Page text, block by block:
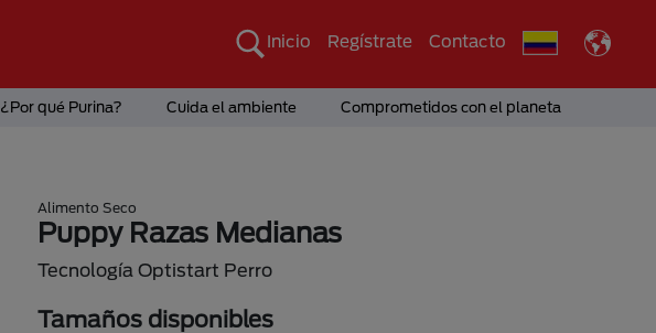
Inicio Regístrate Contacto
¿Por qué Purina? Cuida el ambiente Comprometidos con el planeta
Alimento Seco
Puppy Razas Medianas
Tecnología Optistart Perro
Tamaños disponibles